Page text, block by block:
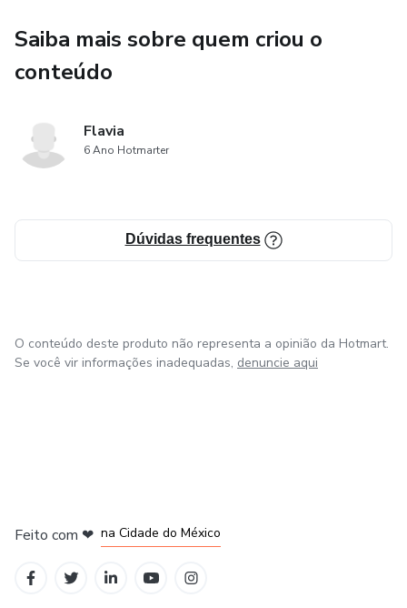
Saiba mais sobre quem criou o
conteúdo
Flavia
6 Ano Hotmarter
Dúvidas frequentes
O conteúdo deste produto não representa a opinião da Hotmart.
Se você vir informações inadequadas, denuncie aqui
Feito com ❤ na Cidade do México